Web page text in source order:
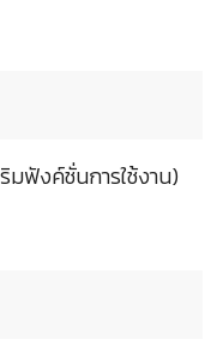
ฟังค์ชั่นการใช้งาน)